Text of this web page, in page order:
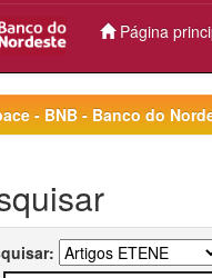
Página
- BNB - Banco do